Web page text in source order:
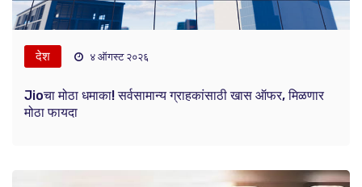
देश ४ ऑगस्ट २०२६
Jioचा मोठा धमाका! सर्वसामान्य ग्राहकांसाठी खास ऑफर, मिळणार
मोठा फायदा